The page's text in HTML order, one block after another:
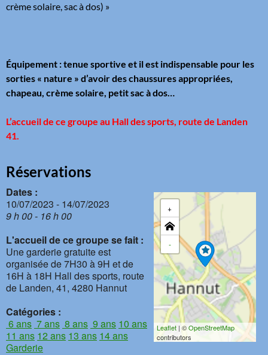
crème solaire, sac à dos) »
Équipement : tenue sportive et il est indispensable pour les
sorties « nature » d’avoir des chaussures appropriées,
chapeau, crème solaire, petit sac à dos…
L’accueil de ce groupe au Hall des sports, route de Landen
41.
Réservations
+
-
Leaflet| ©OpenStreetMap
contributors
Dates :
10/07/2023 - 14/07/2023
9 h 00 - 16 h 00
L'accueil de ce groupe se fait :
Une garderie gratuite est
organisée de 7H30 à 9H et de
16H à 18H Hall des sports, route
de Landen, 41, 4280 Hannut
Catégories :
6 ans 7 ans 8 ans 9 ans 10 ans
11 ans 12 ans 13 ans 14 ans
Garderie